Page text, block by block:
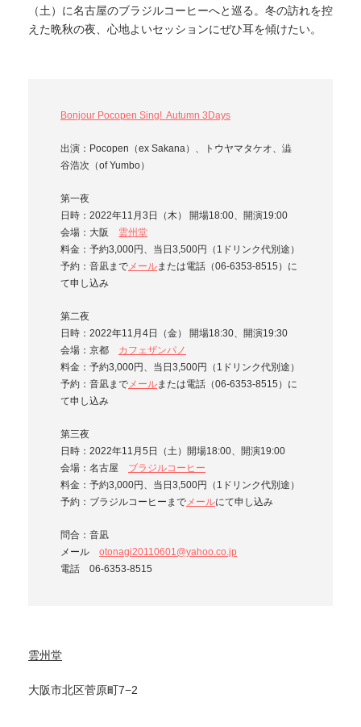
（土）に名古屋のブラジルコーヒーへと巡る。冬の訪れを控
えた晩秋の夜、心地よいセッションにぜひ耳を傾けたい。
Bonjour Pocopen Sing! Autumn 3Days
出演：Pocopen（ex Sakana）、トウヤマタケオ、澁
谷浩次（of Yumbo）
第一夜
日時：2022年11月3日（木） 開場18:00、開演19:00
会場：大阪 雲州堂
料金：予約3,000円、当日3,500円（1ドリンク代別途）
予約：音凪までメールまたは電話（06-6353-8515）に
て申し込み
第二夜
日時：2022年11月4日（金） 開場18:30、開演19:30
会場：京都 カフェザンパノ
料金：予約3,000円、当日3,500円（1ドリンク代別途）
予約：音凪までメールまたは電話（06-6353-8515）に
て申し込み
第三夜
日時：2022年11月5日（土）開場18:00、開演19:00
会場：名古屋 ブラジルコーヒー
料金：予約3,000円、当日3,500円（1ドリンク代別途）
予約：ブラジルコーヒーまでメールにて申し込み
問合：音凪
メール otonagi20110601@yahoo.co.jp
電話 06-6353-8515
雲州堂
大阪市北区菅原町7−2